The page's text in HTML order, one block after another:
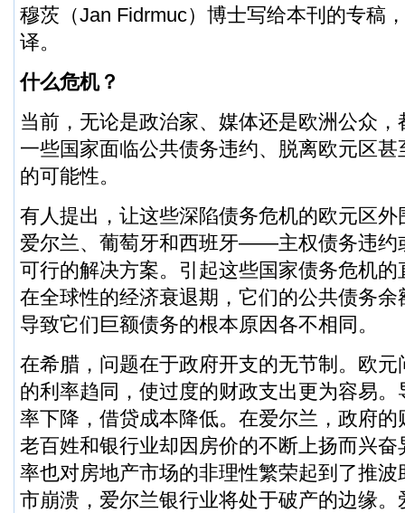
穆茨（Jan Fidrmuc）博士写给本刊的专稿
译。
什么危机？
当前，无论是政治家、媒体还是欧洲公众
一些国家面临公共债务违约、脱离欧元区
的可能性。
有人提出，让这些深陷债务危机的欧元区
爱尔兰、葡萄牙和西班牙——主权债务违约
可行的解决方案。引起这些国家债务危机
在全球性的经济衰退期，它们的公共债务
导致它们巨额债务的根本原因各不相同。
在希腊，问题在于政府开支的无节制。欧
的利率趋同，使过度的财政支出更为容易
率下降，借贷成本降低。在爱尔兰，政府
老百姓和银行业却因房价的不断上扬而兴
率也对房地产市场的非理性繁荣起到了推
市崩溃，爱尔兰银行业将处于破产的边缘